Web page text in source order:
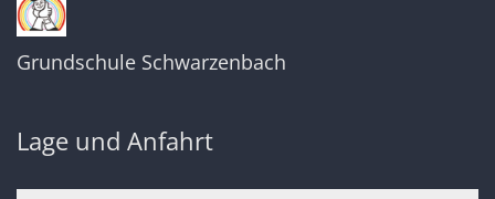
Grundschule Schwarzenbach
Lage und Anfahrt